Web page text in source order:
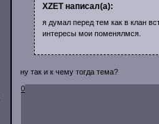
XZET написал(а):
я думал перед тем как в клан
интересы мои поменялмся.
ну так и к чему тогда тема?
0